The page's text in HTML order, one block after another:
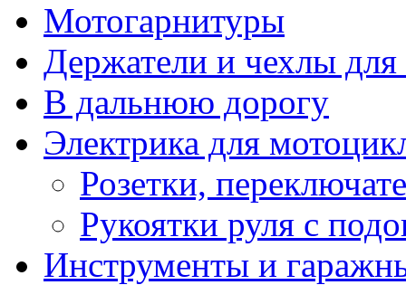
Мотогарнитуры
Держатели и чехлы
В дальнюю дорогу
Электрика для
Розетки,
Рукоятки руля с
Инструменты и